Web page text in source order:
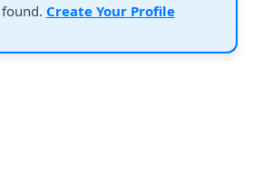
Create Your Profile